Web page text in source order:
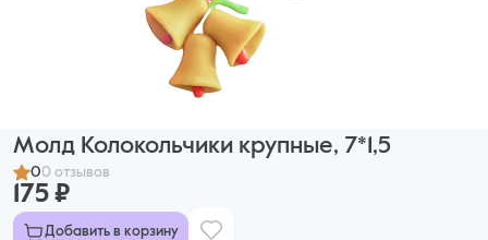
Молд Колокольчики крупные, 7*1,5
00 отзывов
175 ₽
Добавить в корзину